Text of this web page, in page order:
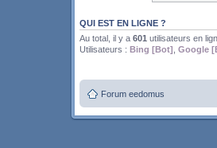
QUI EST EN LIGNE ?
Au total, il y a 601 utilisateurs en
Utilisateurs : Bing [Bot] Google
Forum eedomus